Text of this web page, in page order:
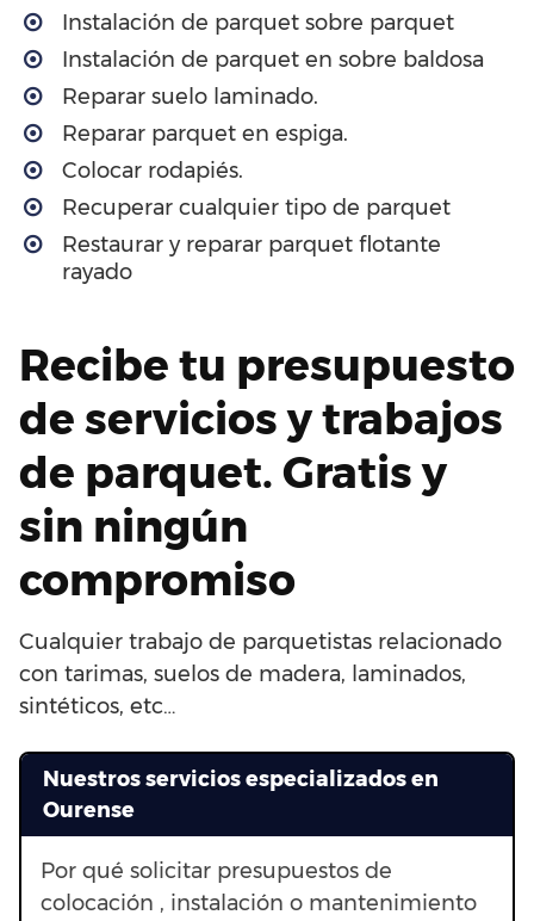
Instalación de parquet sobre parquet
Instalación de parquet en sobre baldosa
Reparar suelo laminado.
Reparar parquet en espiga.
Colocar rodapiés.
Recuperar cualquier tipo de parquet
Restaurar y reparar parquet flotante
rayado
Recibe tu presupuesto
de servicios y trabajos
de parquet. Gratis y
sin ningún
compromiso
Cualquier trabajo de parquetistas relacionado
con tarimas, suelos de madera, laminados,
sintéticos, etc…
Nuestros servicios especializados en
Ourense
Por qué solicitar presupuestos de
colocación , instalación o mantenimiento